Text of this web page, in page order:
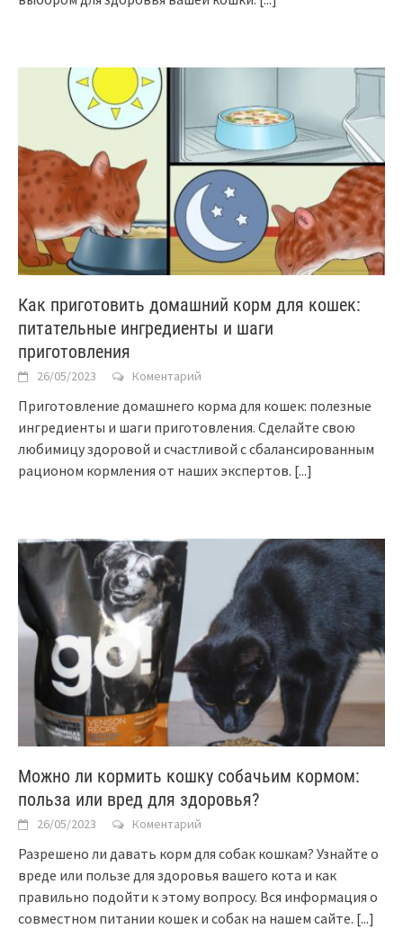
Как приготовить домашний корм для кошек:
питательные ингредиенты и шаги
приготовления
26/05/2023 Коментарий
Приготовление домашнего корма для кошек: полезные
ингредиенты и шаги приготовления. Сделайте свою
любимицу здоровой и счастливой с сбалансированным
рационом кормления от наших экспертов. [...]
Можно ли кормить кошку собачьим кормом:
польза или вред для здоровья?
26/05/2023 Коментарий
Разрешено ли давать корм для собак кошкам? Узнайте о
вреде или пользе для здоровья вашего кота и как
правильно подойти к этому вопросу. Вся информация о
совместном питании кошек и собак на нашем сайте. [...]